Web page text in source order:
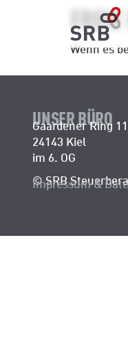
Wenn es
UNSER BÜRO
Gaardener Ring 11
24143 Kiel
im 6. OG
© SRB
Impressum&